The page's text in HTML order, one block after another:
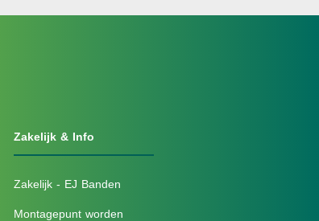
Zakelijk & Info
Zakelijk - EJ Banden
Montagepunt worden